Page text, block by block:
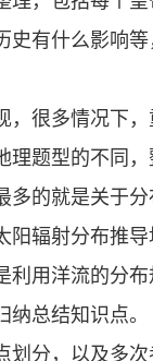
史有什么影响
，很多情况下
理题型的不同
的就是关于分
阳辐射分布推
用洋流的分
总结知识点。
划分，以及多